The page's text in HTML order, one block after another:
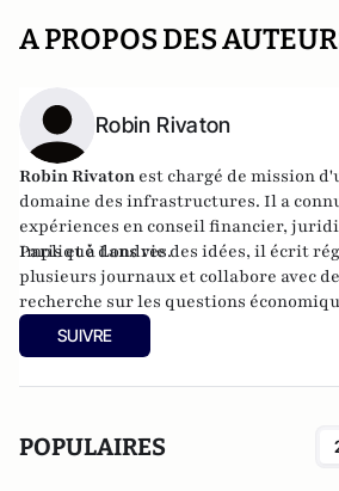
A PROPOS DES
Robin Rivaton
Robin Rivaton est chargé de mission
domaine des infrastructures. Il a
expériences en conseil financier,
Paris et à Londres.
Impliqué dans vie des idées, il écrit
plusieurs journaux et collabore avec
recherche sur les questions
siège au Conseil scientifique du think-
publié différents travaux sur la
SUIVRE
POPULAIRES